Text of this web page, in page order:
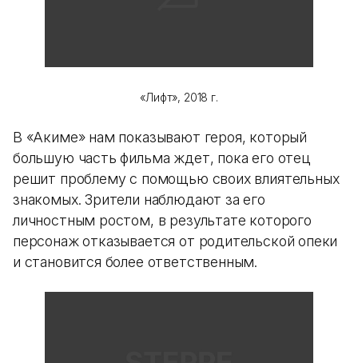
«Лифт», 2018 г.
В «Акиме» нам показывают героя, который
большую часть фильма ждет, пока его отец
решит проблему с помощью своих влиятельных
знакомых. Зрители наблюдают за его
личностным ростом, в результате которого
персонаж отказывается от родительской опеки
и становится более ответственным.